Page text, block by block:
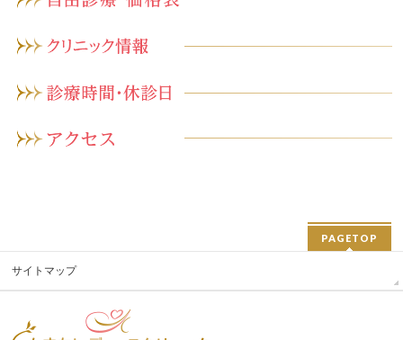
PAGETOP
サイトマップ